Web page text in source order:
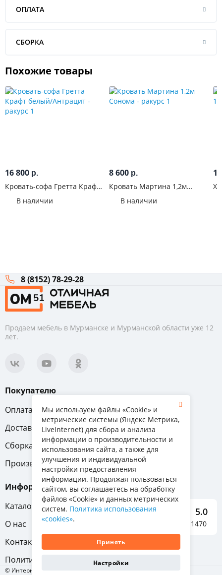
ОПЛАТА
СБОРКА
Похожие товары
16 800 р.
Кровать-софа Гретта Крафт
В наличии
8 600 р.
Кровать Мартина 1,2м
В наличии
8 (8152) 78-29-28
Продаем мебель в Мурманске и Мурманской области уже 12
лет.
Покупателю
Оплата
Вопрос-ответ
Доставка
Обмен и возврат
Сборка
Гарантия
Производители
Информация
Каталог мебели
О нас
Контакты
Политика конфиденциальности
5.0
Отзывы о нас 1470
© Интернет-магазин «Отличная мебель», 2011-2026
Мы используем файлы «Cookie» и
метрические системы (Яндекс Метрика,
LiveInternet) для сбора и анализа
информации о производительности и
использования сайта, а также для
улучшения и индивидуальной
настройки предоставления
информации. Продолжая пользоваться
сайтом, вы соглашаетесь на обработку
файлов «Cookie» и данных метрических
систем. Политика использования
«cookies».
Принять
Настройки